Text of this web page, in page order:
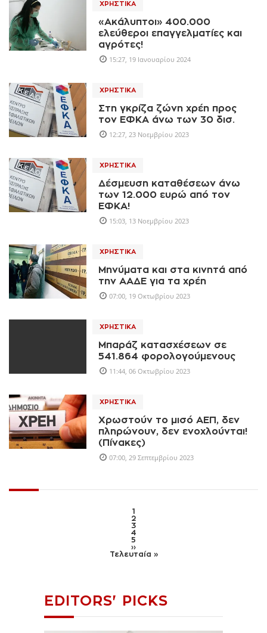
ΧΡΗΣΤΙΚΆ
«Ακάλυπτοι» 400.000
ελεύθεροι επαγγελματίες και
αγρότες!
15:27, 19 Ιανουαρίου 2024
ΧΡΗΣΤΙΚΆ
Στη γκρίζα ζώνη χρέη προς
τον ΕΦΚΑ άνω των 30 δισ.
12:27, 23 Νοεμβρίου 2023
ΧΡΗΣΤΙΚΆ
Δέσμευση καταθέσεων άνω
των 12.000 ευρώ από τον
ΕΦΚΑ!
15:03, 13 Νοεμβρίου 2023
ΧΡΗΣΤΙΚΆ
Μηνύματα και στα κινητά από
την ΑΑΔΕ για τα χρέη
07:00, 19 Οκτωβρίου 2023
ΧΡΗΣΤΙΚΆ
Μπαράζ κατασχέσεων σε
541.864 φορολογούμενους
11:44, 06 Οκτωβρίου 2023
ΧΡΗΣΤΙΚΆ
Χρωστούν το μισό ΑΕΠ, δεν
πληρώνουν, δεν ενοχλούνται!
(Πίνακες)
07:00, 29 Σεπτεμβρίου 2023
1
2
3
4
5
››
Τελευταία »
EDITORS' PICKS